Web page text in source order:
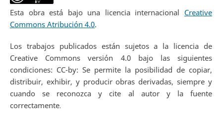
Esta obra está bajo una licencia internacional Creative
Commons Atribución 4.0.
Los trabajos publicados están sujetos a la licencia de
Creative Commons versión 4.0 bajo las siguientes
condiciones: CC-by: Se permite la posibilidad de copiar,
distribuir, exhibir, y producir obras derivadas, siempre y
cuando se reconozca y cite al autor y la fuente
correctamente.